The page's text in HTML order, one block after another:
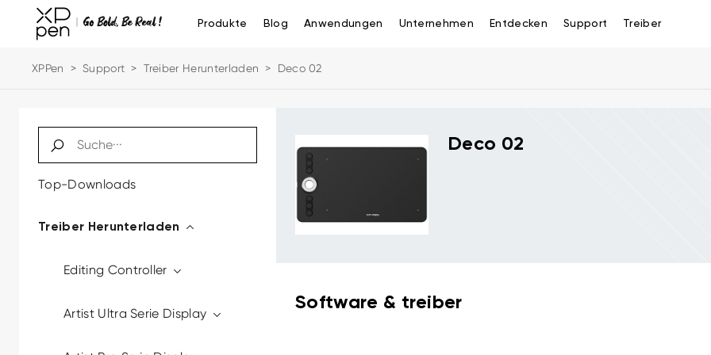
Produkte Blog Anwendungen Unternehmen Entdecken Support Treiber
XPPen > Support > Treiber Herunterladen > Deco 02
Top-Downloads
Treiber Herunterladen
Editing Controller
Artist Ultra Serie Display
Deco 02
Software & treiber